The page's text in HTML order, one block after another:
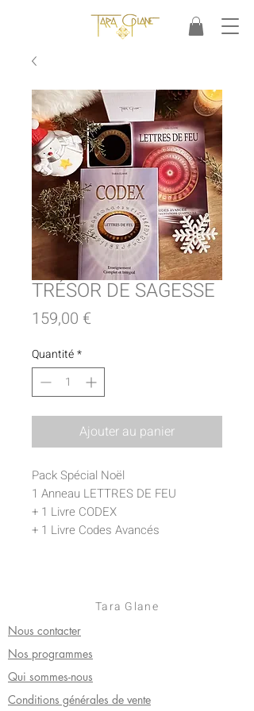
TRÉSOR DE SAGESSE
159,00 €
Quantité*
Ajouter au panier
Pack Spécial Noël
1 Anneau LETTRES DE FEU
+ 1 Livre CODEX
+ 1 Livre Codes Avancés
Tara Glane
Nous contacter
Nos programmes
Qui sommes-nous
Conditions générales de vente